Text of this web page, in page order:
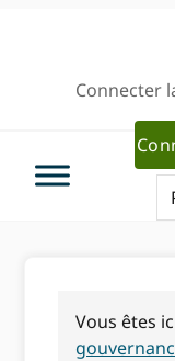
navigationConnecter
Vous êtes